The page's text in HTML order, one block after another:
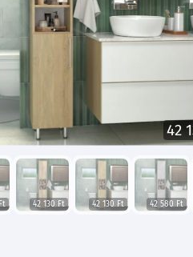
42
42 130 Ft 42 130 Ft 42 580 Ft